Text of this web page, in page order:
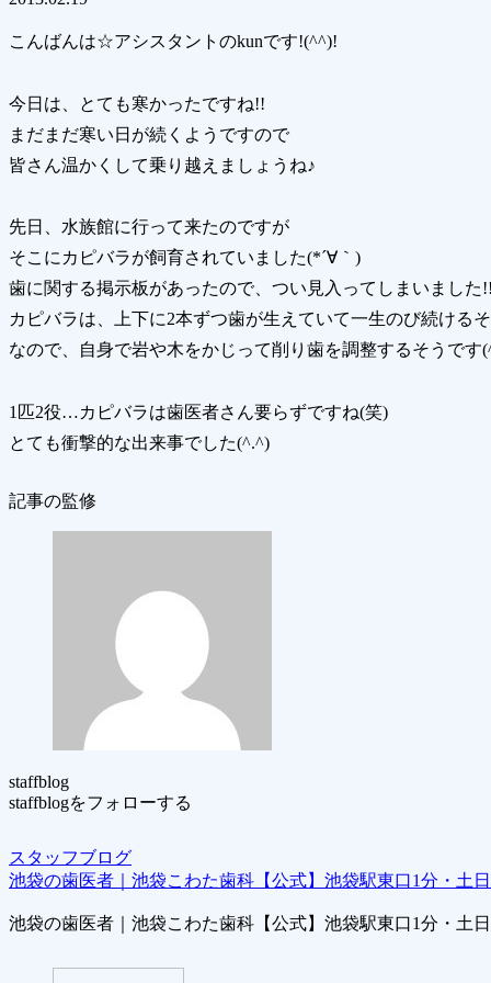
こんばんは☆アシスタントのkunです!(^^)!
今日は、とても寒かったですね!!
まだまだ寒い日が続くようですので
皆さん温かくして乗り越えましょうね♪
先日、水族館に行って来たのですが
そこにカピバラが飼育されていました(*´∀｀)
歯に関する掲示板があったので、つい見入ってしまいました!!
カピバラは、上下に2本ずつ歯が生えていて一生のび続ける
なので、自身で岩や木をかじって削り歯を調整するそうです
1匹2役…カピバラは歯医者さん要らずですね(笑)
とても衝撃的な出来事でした(^.^)
記事の監修
staffblog
staffblogをフォローする
スタッフブログ
池袋の歯医者｜池袋こわた歯科【公式】池袋駅東口1分・土
池袋の歯医者｜池袋こわた歯科【公式】池袋駅東口1分・土